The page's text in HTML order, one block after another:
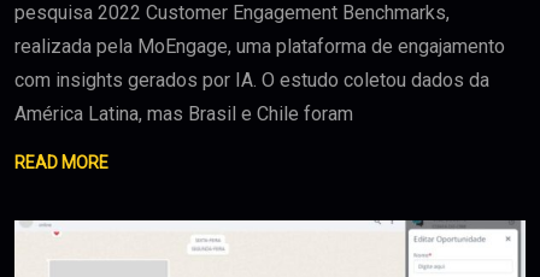
pesquisa 2022 Customer Engagement Benchmarks,
realizada pela MoEngage, uma plataforma de engajamento
com insights gerados por IA. O estudo coletou dados da
América Latina, mas Brasil e Chile foram
READ MORE